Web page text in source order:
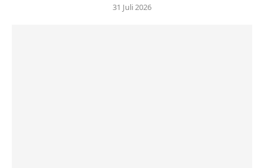
31 Juli 2026